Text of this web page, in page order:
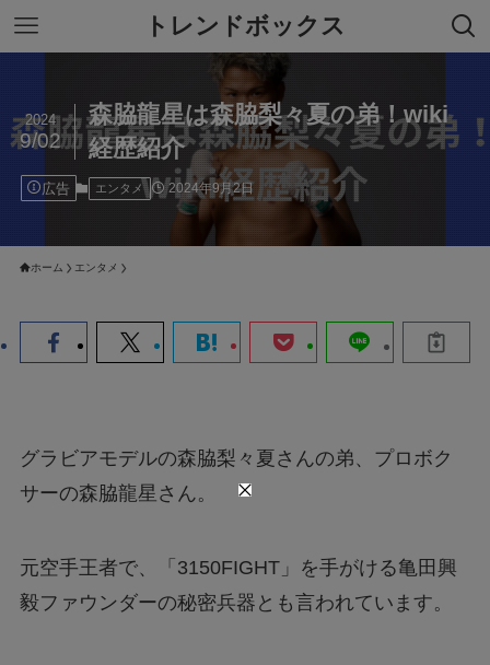
トレンドボックス
森脇龍星は森脇梨々夏の弟！wiki
経歴紹介
2024
9/02
広告 エンタメ 2024年9月2日
ホーム エンタメ
グラビアモデルの森脇梨々夏さんの弟、プロボク
サーの森脇龍星さん。
元空手王者で、「3150FIGHT」を手がける亀田興
毅ファウンダーの秘密兵器とも言われています。